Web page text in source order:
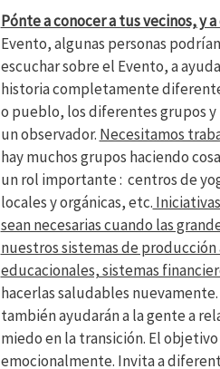
Pónte a conocer a tus vecinos, y
Evento, algunas personas
escuchar sobre el Evento, a
historia completamente
o pueblo, los diferentes grupos
un observador. Necesitamos
hay muchos grupos haciendo
un rol importante : centros de
locales y orgánicas, etc.
sean necesarias cuando las
nuestros sistemas de
educacionales, sistemas
hacerlas saludables
también ayudarán a la gente a
miedo en la transición. El
emocionalmente. Invita a